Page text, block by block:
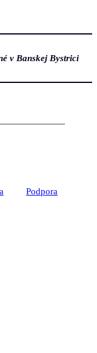
v Banskej Bystrici
Podpora